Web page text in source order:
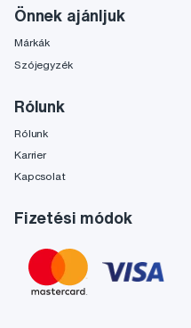
Önnek ajánljuk
Márkák
Szójegyzék
Rólunk
Rólunk
Karrier
Kapcsolat
Fizetési módok